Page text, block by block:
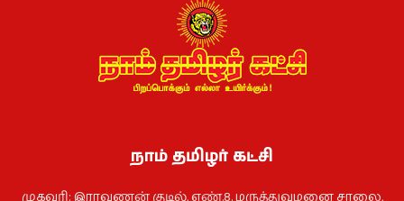
நாம் தமிழர் கட்சி